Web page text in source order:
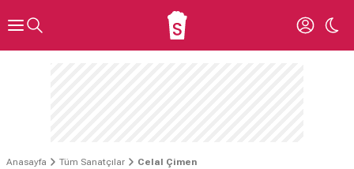
Anasayfa Tüm Sanatçılar Celal Çimen